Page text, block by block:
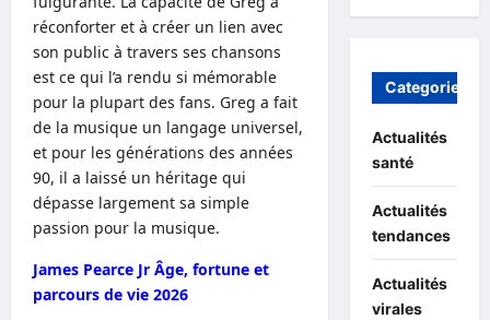
réconforter et à créer un lien avec
son public à travers ses chansons
est ce qui l’a rendu si mémorable
pour la plupart des fans. Greg a fait
de la musique un langage universel,
et pour les générations des années
90, il a laissé un héritage qui
dépasse largement sa simple
passion pour la musique.
James Pearce Jr Âge, fortune et
parcours de vie 2026
Categories
Actualités
santé
Actualités
tendances
Actualités
virales